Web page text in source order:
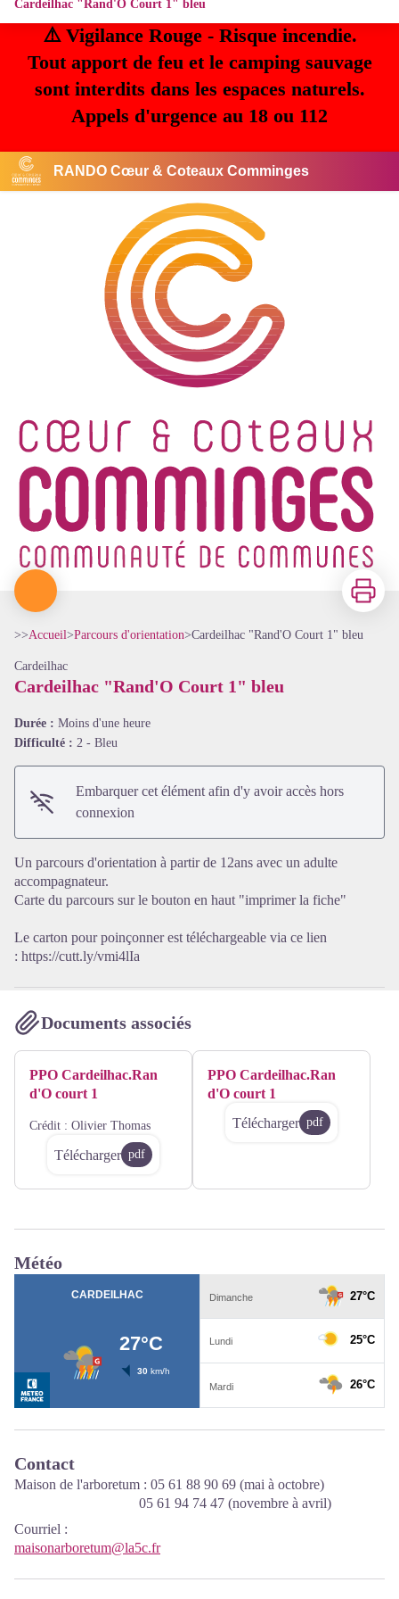
⚠️ Vigilance Rouge - Risque incendie.
Tout apport de feu et le camping sauvage
sont interdits dans les espaces naturels.
Appels d'urgence au 18 ou 112
RANDO Cœur & Coteaux Comminges
Cardeilhac "Rand'O Court 1" bleu
Voir l'image en plein écran
Imprimer
>>Accueil>Parcours d'orientation>Cardeilhac "Rand'O Court 1" bleu
Cardeilhac
Cardeilhac "Rand'O Court 1" bleu
Durée : Moins d'une heure
Difficulté : 2 - Bleu
Embarquer cet élément afin d'y avoir accès hors
connexion
Un parcours d'orientation à partir de 12ans avec un adulte
accompagnateur.
Carte du parcours sur le bouton en haut "imprimer la fiche"
Le carton pour poinçonner est téléchargeable via ce lien
: https://cutt.ly/vmi4lIa
Documents associés
PPO Cardeilhac.Ran
d'O court 1
Crédit : Olivier Thomas
Télécharger pdf
PPO Cardeilhac.Ran
d'O court 1
Télécharger pdf
Météo
Contact
Maison de l'arboretum : 05 61 88 90 69 (mai à octobre)
05 61 94 74 47 (novembre à avril)
Courriel :
maisonarboretum@la5c.fr